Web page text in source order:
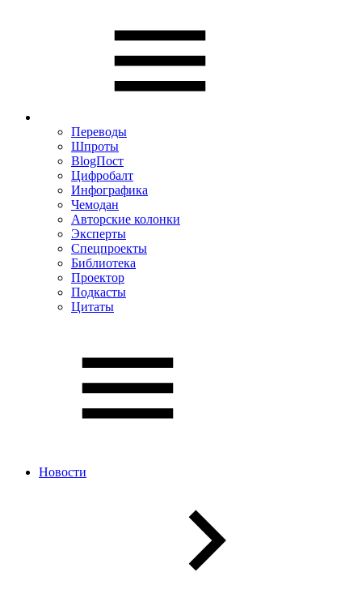
Переводы
Шпроты
BlogПост
Цифробалт
Инфографика
Чемодан
Авторские колонки
Эксперты
Спецпроекты
Библиотека
Проектор
Подкасты
Цитаты
Новости